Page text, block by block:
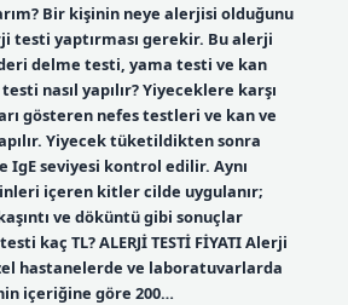
Bir kişinin neye alerjisi olduğunu
testi yaptırması gerekir. Bu alerji
delme testi, yama testi ve kan
nasıl yapılır? Yiyeceklere karşı
gösteren nefes testleri ve kan ve
Yiyecek tüketildikten sonra
IgE seviyesi kontrol edilir. Aynı
içeren kitler cilde uygulanır;
ve döküntü gibi sonuçlar
kaç TL? ALERJİ TESTİ FİYATI Alerji
hastanelerde ve laboratuvarlarda
içeriğine göre 200…